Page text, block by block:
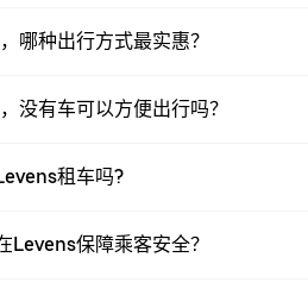
哪种出行方式最实惠？
没有车可以方便出行吗？
租车吗?
Levens保障乘客安全？